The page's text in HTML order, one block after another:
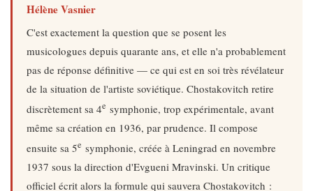
Hélène Vasnier
C'est exactement la question que se posent les
musicologues depuis quarante ans, et elle n'a probablement
pas de réponse définitive — ce qui est en soi très révélateur
de la situation de l'artiste soviétique. Chostakovitch retire
discrètement sa 4e symphonie, trop expérimentale, avant
même sa création en 1936, par prudence. Il compose
ensuite sa 5e symphonie, créée à Leningrad en novembre
1937 sous la direction d'Evgueni Mravinski. Un critique
officiel écrit alors la formule qui sauvera Chostakovitch :